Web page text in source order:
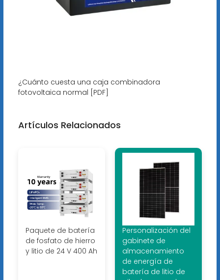
¿Cuánto cuesta una caja combinadora
fotovoltaica normal [PDF]
Artículos Relacionados
Paquete de batería
de fosfato de hierro
y litio de 24 V 400 Ah
Personalización del
gabinete de
almacenamiento
de energía de
batería de litio de